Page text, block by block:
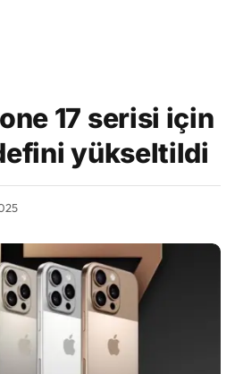
17 serisi için
yükseltildi